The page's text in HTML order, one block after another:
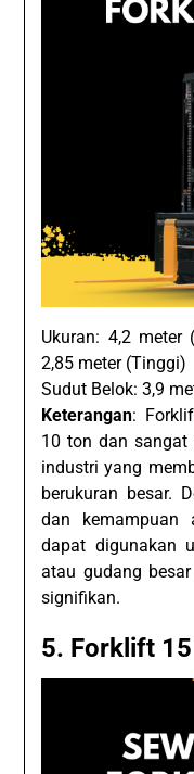
Ukuran: 4,2 meter
2,85 meter (Tinggi)
Sudut Belok: 3,9
Keterangan:
10 ton dan sangat
industri yang
berukuran besar.
dan
dapat digunakan
atau gudang
signifikan.
5. Forklift